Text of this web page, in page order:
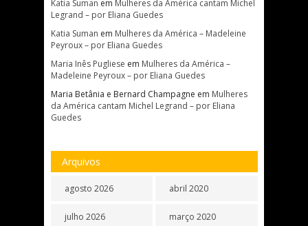
Katia Suman em Mulheres da América cantam Michel
Legrand – por Eliana Guedes
Katia Suman em Mulheres da América – Madeleine
Peyroux – por Eliana Guedes
Maria Inês Pugliese em Mulheres da América –
Madeleine Peyroux – por Eliana Guedes
Maria Betânia e Bernard Champagne em Mulheres
da América cantam Michel Legrand – por Eliana
Guedes
Arquivos
agosto 2026
julho 2026
abril 2020
março 2020